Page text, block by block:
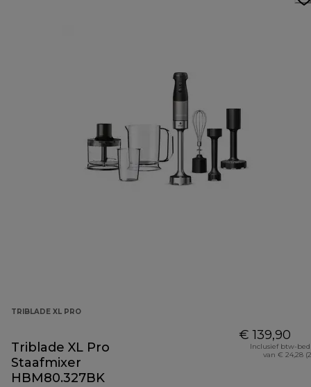
TRIBLADE XL PRO
Triblade XL Pro
Staafmixer
HBM80.327BK
€ 139,90
Inclusief btw-
van € 24,28